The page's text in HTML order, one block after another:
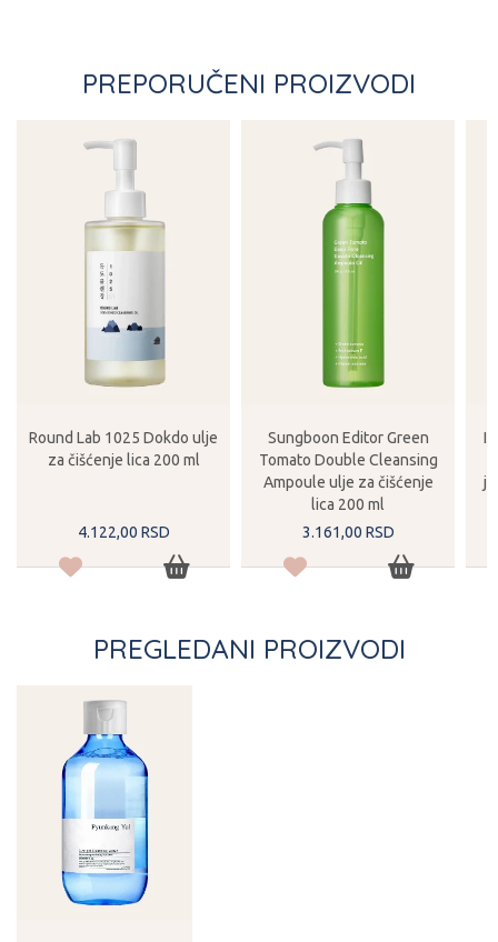
PREPORUČENI PROIZVODI
Round Lab 1025 Dokdo ulje
za čišćenje lica 200 ml
4.122,00 RSD
Sungboon Editor Green
Tomato Double Cleansing
Ampoule ulje za čišćenje
lica 200 ml
3.161,00 RSD
PREGLEDANI PROIZVODI